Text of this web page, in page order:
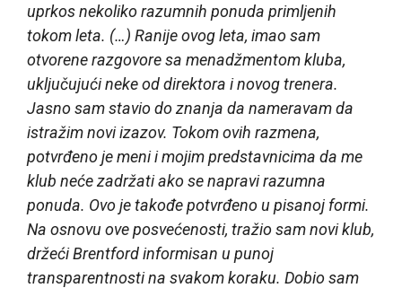
uprkos nekoliko razumnih ponuda primljenih
tokom leta. (…) Ranije ovog leta, imao sam
otvorene razgovore sa menadžmentom kluba,
uključujući neke od direktora i novog trenera.
Jasno sam stavio do znanja da nameravam da
istražim novi izazov. Tokom ovih razmena,
potvrđeno je meni i mojim predstavnicima da me
klub neće zadržati ako se napravi razumna
ponuda. Ovo je takođe potvrđeno u pisanoj formi.
Na osnovu ove posvećenosti, tražio sam novi klub,
držeći Brentford informisan u punoj
transparentnosti na svakom koraku. Dobio sam